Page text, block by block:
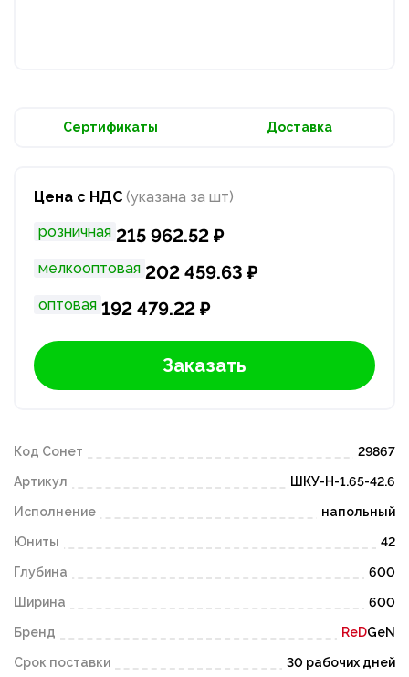
Сертификаты Доставка
Цена с НДС (указана за шт)
розничная 215 962.52 ₽
мелкооптовая 202 459.63 ₽
оптовая 192 479.22 ₽
Заказать
Код Сонет 29867
Артикул ШКУ-Н-1.65-42.6
Исполнение напольный
Юниты 42
Глубина 600
Ширина 600
Бренд ReDGeN
Срок поставки 30 рабочих дней